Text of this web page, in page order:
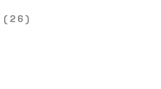
(26)